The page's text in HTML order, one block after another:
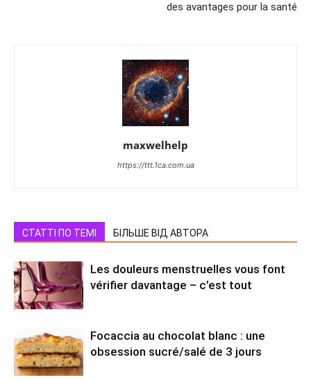
des avantages pour la santé
maxwelhelp
https://ttt.1ca.com.ua
СТАТТІ ПО ТЕМІ БІЛЬШЕ ВІД АВТОРА
Les douleurs menstruelles vous font
vérifier davantage – c’est tout
Focaccia au chocolat blanc : une
obsession sucré/salé de 3 jours